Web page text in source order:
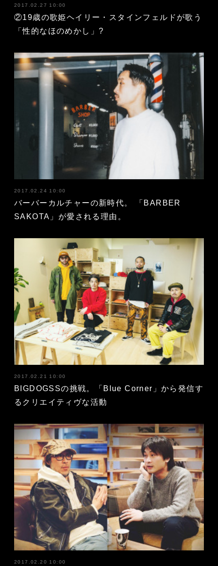
2017.02.27 10:00
②19歳の歌姫ヘイリー・スタインフェルドが歌う
「性的なほのめかし」?
2017.02.24 10:00
バーバーカルチャーの新時代。 「BARBER
SAKOTA」が愛される理由。
2017.02.21 10:00
BIGDOGSSの挑戦。「Blue Corner」から発信す
るクリエイティヴな活動
2017.02.20 10:00